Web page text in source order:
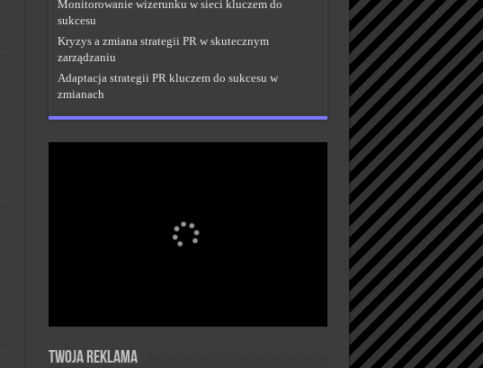
Monitorowanie wizerunku w sieci kluczem do
sukcesu
Kryzys a zmiana strategii PR w skutecznym
zarządzaniu
Adaptacja strategii PR kluczem do sukcesu w
zmianach
Twoja reklama